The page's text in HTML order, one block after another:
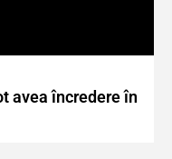
avea încredere în